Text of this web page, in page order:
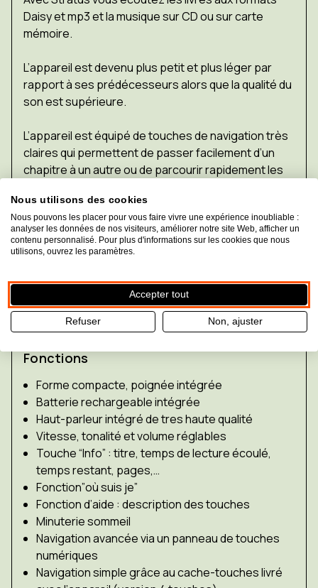
Daisy et mp3 et la musique sur CD ou sur carte
mémoire.
L’appareil est devenu plus petit et plus léger par
rapport à ses prédécesseurs alors que la qualité du
son est supérieure.
L’appareil est équipé de touches de navigation très
claires qui permettent de passer facilement d’un
chapitre à un autre ou de parcourir rapidement les
Le Stratuslit des fichiers sur CD, carte SD et USB et
télécharge également des livres à partir de votre
bibliothèque en ligne.
Cet appareil est disponible avec un clavier de 4 ou
12 touches, en fonction des options de navigation
que vous souhaitez avoir à portée de main.
Fonctions
Forme compacte, poignée intégrée
Batterie rechargeable intégrée
Haut-parleur intégré de tres haute qualité
Vitesse, tonalité et volume réglables
Touche “Info” : titre, temps de lecture écoulé,
temps restant, pages,…
Fonction”où suis je”
Fonction d’aide : description des touches
Minuterie sommeil
Navigation avancée via un panneau de touches
numériques
Navigation simple grâce au cache-touches livré
Nous utilisons des cookies
Nous pouvons les placer pour vous faire vivre une expérience inoubliable :
analyser les données de nos visiteurs, améliorer notre site Web, afficher un
contenu personnalisé. Pour plus d'informations sur les cookies que nous
utilisons, ouvrez les paramètres.
Accepter tout
Refuser Non, ajuster